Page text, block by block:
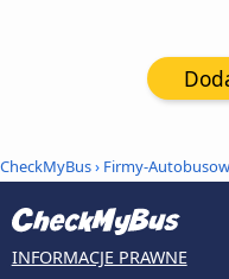
CheckMyBus› Firmy-
INFORMACJE PRAWNE